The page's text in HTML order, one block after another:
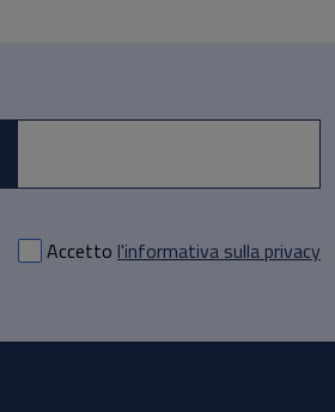
Accetto l'informativa sulla privacy